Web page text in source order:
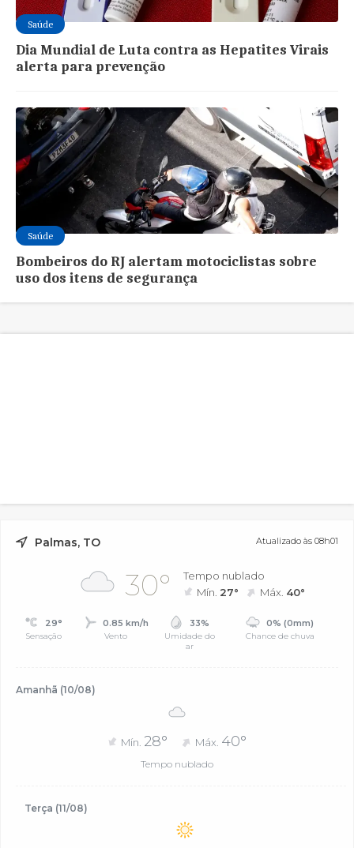
Saúde
Dia Mundial de Luta contra as Hepatites Virais
alerta para prevenção
Saúde
Bombeiros do RJ alertam motociclistas sobre
uso dos itens de segurança
Palmas, TO Atualizado às 08h01
30°
Tempo nublado
Mín. 27° Máx. 40°
29°
Sensação
0.85 km/h
Vento
33%
Umidade do
ar
0% (0mm)
Chance de chuva
Amanhã (10/08)
Mín. 28° Máx. 40°
Tempo nublado
Terça (11/08)